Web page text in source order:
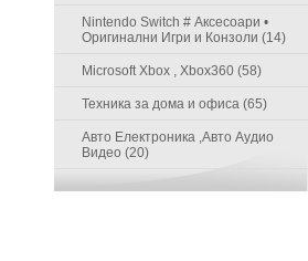
Nintendo Switch # Аксесоари •
Оригинални Игри и Конзоли (14)
Microsoft Xbox , Xbox360 (58)
Техника за дома и офиса (65)
Авто Електроника ,Авто Аудио
Видео (20)